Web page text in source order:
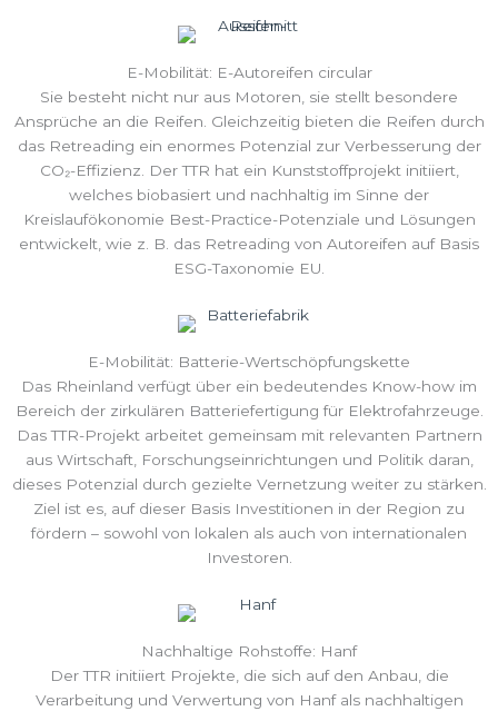
E-Mobilität: E-Autoreifen circular
Sie besteht nicht nur aus Motoren, sie stellt besondere
Ansprüche an die Reifen. Gleichzeitig bieten die Reifen durch
das Retreading ein enormes Potenzial zur Verbesserung der
CO₂-Effizienz. Der TTR hat ein Kunststoffprojekt initiiert,
welches biobasiert und nachhaltig im Sinne der
Kreislaufökonomie Best-Practice-Potenziale und Lösungen
entwickelt, wie z. B. das Retreading von Autoreifen auf Basis
ESG-Taxonomie EU.
E-Mobilität: Batterie-Wertschöpfungskette
Das Rheinland verfügt über ein bedeutendes Know-how im
Bereich der zirkulären Batteriefertigung für Elektrofahrzeuge.
Das TTR-Projekt arbeitet gemeinsam mit relevanten Partnern
aus Wirtschaft, Forschungseinrichtungen und Politik daran,
dieses Potenzial durch gezielte Vernetzung weiter zu stärken.
Ziel ist es, auf dieser Basis Investitionen in der Region zu
fördern – sowohl von lokalen als auch von internationalen
Investoren.
Nachhaltige Rohstoffe: Hanf
Der TTR initiiert Projekte, die sich auf den Anbau, die
Verarbeitung und Verwertung von Hanf als nachhaltigen